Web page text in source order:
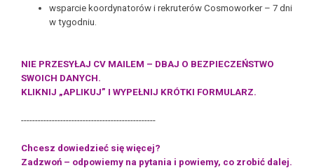
wsparcie koordynatorów i rekruterów Cosmoworker – 7 dni
w tygodniu.
NIE PRZESYŁAJ CV MAILEM – DBAJ O BEZPIECZEŃSTWO
SWOICH DANYCH.
KLIKNIJ „APLIKUJ” I WYPEŁNIJ KRÓTKI FORMULARZ.
------------------------------------------------
Chcesz dowiedzieć się więcej?
Zadzwoń – odpowiemy na pytania i powiemy, co zrobić dalej.